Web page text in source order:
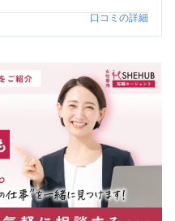
口コミの詳細